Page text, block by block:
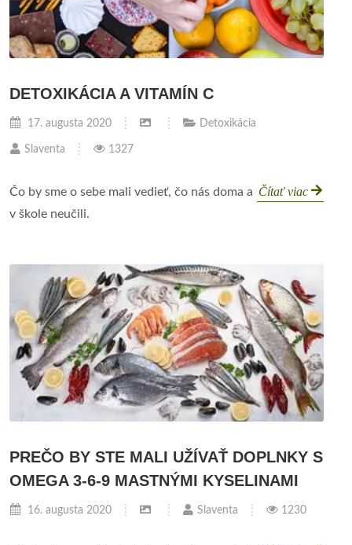
DETOXIKÁCIA A VITAMÍN C
17. augusta 2020 Detoxikácia
Slaventa 1327
Čítať viac
Čo by sme o sebe mali vedieť, čo nás doma a
v škole neučili.
PREČO BY STE MALI UŽÍVAŤ DOPLNKY S
OMEGA 3-6-9 MASTNÝMI KYSELINAMI
16. augusta 2020 Slaventa 1230